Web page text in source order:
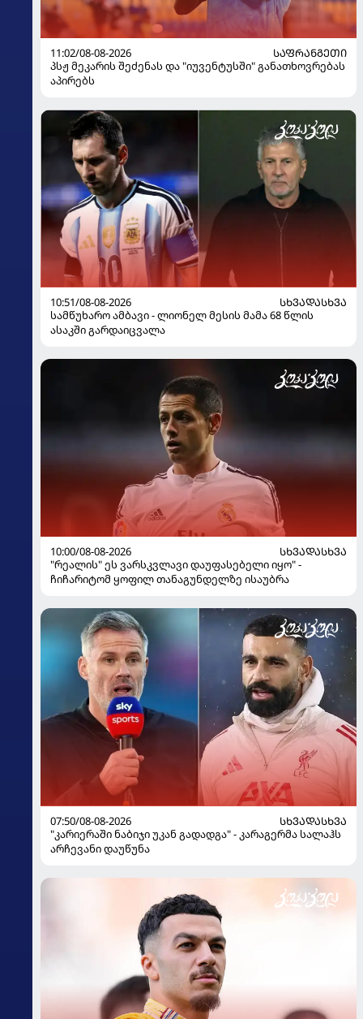
11:02/08-08-2026
ᲡᲐᲤᲠᲐᲜᲒᲔᲗᲘ
პსჟ მეკარის შეძენას და "იუვენტუსში" განათხოვრებას
აპირებს
10:51/08-08-2026
ᲡᲮᲕᲐᲓᲐᲡᲮᲕᲐ
სამწუხარო ამბავი - ლიონელ მესის მამა 68 წლის
ასაკში გარდაიცვალა
10:00/08-08-2026
ᲡᲮᲕᲐᲓᲐᲡᲮᲕᲐ
"რეალის" ეს ვარსკვლავი დაუფასებელი იყო" -
ჩიჩარიტომ ყოფილ თანაგუნდელზე ისაუბრა
07:50/08-08-2026
ᲡᲮᲕᲐᲓᲐᲡᲮᲕᲐ
"კარიერაში ნაბიჯი უკან გადადგა" - კარაგერმა სალაჰს
არჩევანი დაუწუნა